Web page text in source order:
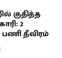
குதித்த
2
தீவிரம்